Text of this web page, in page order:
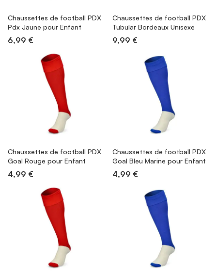
Chaussettes de football PDX
Pdx Jaune pour Enfant
6,99 €
Chaussettes de football PDX
Tubular Bordeaux Unisexe
9,99 €
Chaussettes de football PDX
Goal Rouge pour Enfant
4,99 €
Chaussettes de football PDX
Goal Bleu Marine pour Enfant
4,99 €